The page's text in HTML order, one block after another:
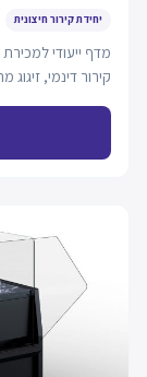
יחידת קירור חיצונית
מדף ייעודי
קירור דינמי,